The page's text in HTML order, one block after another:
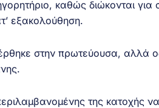
καθώς διώκονται για
εξακολούθηση.
στην πρωτεύουσα, αλλά
της κατοχής